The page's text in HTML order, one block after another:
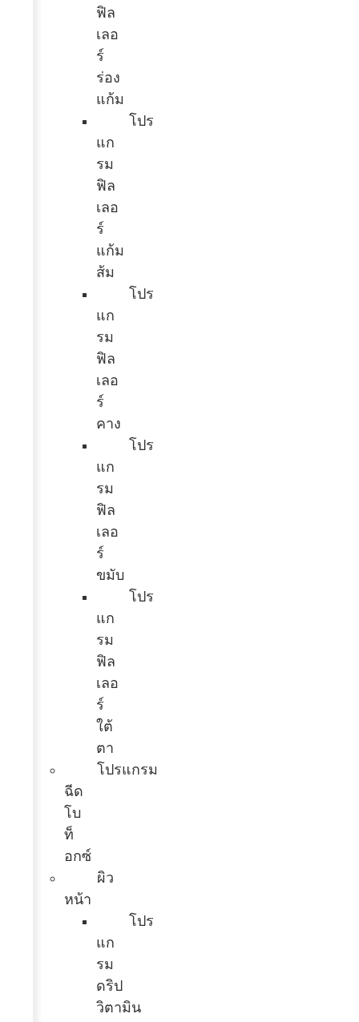
ฟิล
เลอ
ร์
ร่อง
แก้ม
โปร
แก
รม
ฟิล
เลอ
ร์
แก้ม
ส้ม
โปร
แก
รม
ฟิล
เลอ
ร์
คาง
โปร
แก
รม
ฟิล
เลอ
ร์
ขมับ
โปร
แก
รม
ฟิล
เลอ
ร์
ใต้
ตา
โปรแกรม
ฉีด
โบ
ท็
อกซ์
ผิว
หน้า
โปร
แก
รม
ดริป
วิตามิน